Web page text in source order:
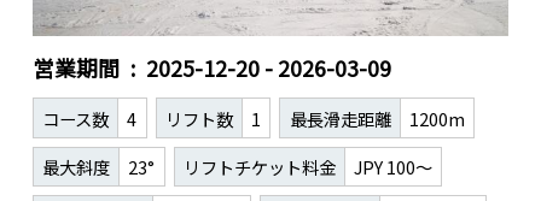
営業期間 2025-12-20 - 2026-03-09
コース数 4 リフト数 1 最長滑走距離
1200m
最大斜度
23° リフトチケット料金
JPY 100～